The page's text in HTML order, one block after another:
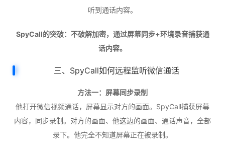
听到通话内容。
SpyCall的突破：不破解加密，通过屏幕同步+环境录音捕获通
话内容。
三、SpyCall如何远程监听微信通话
方法一：屏幕同步录制
他打开微信视频通话，屏幕显示对方的画面。SpyCall捕获屏幕
内容，同步录制。对方的画面、他这边的画面、通话声音，全部
录下。他完全不知道屏幕正在被录制。